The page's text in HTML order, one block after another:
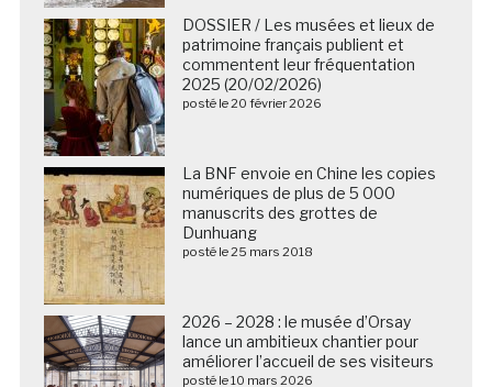
DOSSIER / Les musées et lieux de
patrimoine français publient et
commentent leur fréquentation
2025 (20/02/2026)
posté le 20 février 2026
La BNF envoie en Chine les copies
numériques de plus de 5 000
manuscrits des grottes de
Dunhuang
posté le 25 mars 2018
2026 – 2028 : le musée d’Orsay
lance un ambitieux chantier pour
améliorer l’accueil de ses visiteurs
posté le 10 mars 2026